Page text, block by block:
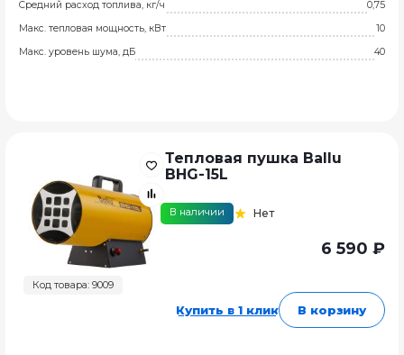
Средний расход топлива, кг/ч
0,75
Макс. тепловая мощность, кВт
10
Макс. уровень шума, дБ
40
Код товара: 9009
Тепловая пушка Ballu
BHG-15L
В наличии Нет
6 590 ₽
Купить в 1 клик В корзину